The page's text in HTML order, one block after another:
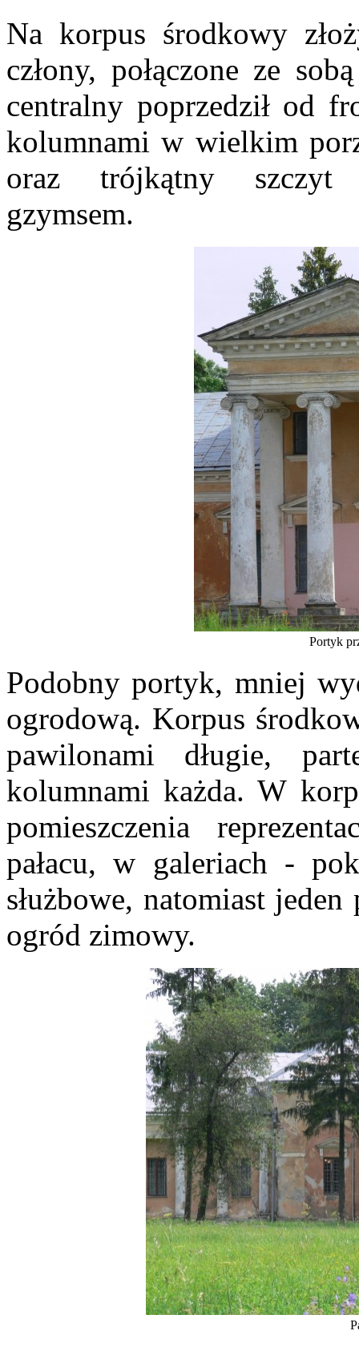
Na korpus środkowy
człony, połączone ze
centralny poprzedził od
kolumnami w wielkim
oraz trójkątny szczyt
gzymsem.
Portyk
Podobny portyk, mniej
ogrodową. Korpus
pawilonami długie,
kolumnami każda. W
pomieszczenia
pałacu, w galeriach -
służbowe, natomiast
ogród zimowy.